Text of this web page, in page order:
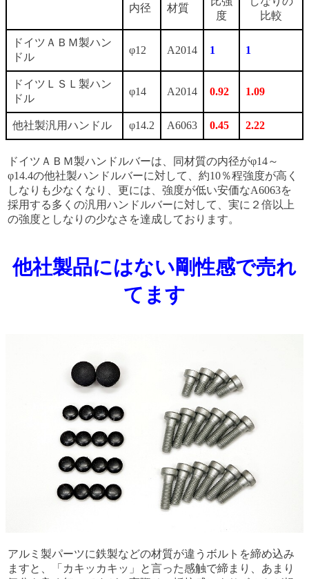
内径 材質
度
比較
ドイツＡＢＭ製ハン
ドル
φ12 A2014 1 1
ドイツＬＳＬ製ハン
ドル
φ14 A2014 0.92 1.09
他社製汎用ハンドル φ14.2 A6063 0.45 2.22
ドイツＡＢＭ製ハンドルバーは、同材質の内径がφ14～
φ14.4の他社製ハンドルバーに対して、約10％程強度が高く
しなりも少なくなり、更には、強度が低い安価なA6063を
採用する多くの汎用ハンドルバーに対して、実に２倍以上
の強度としなりの少なさを達成しております。
他社製品にはない剛性感で売れ
てます
アルミ製パーツに鉄製などの材質が違うボルトを締め込み
ますと、「カキッカキッ」と言った感触で締まり、あまり